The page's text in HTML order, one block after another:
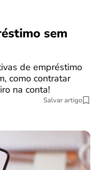
sem
de empréstimo
como contratar
na conta!
Salvar artigo